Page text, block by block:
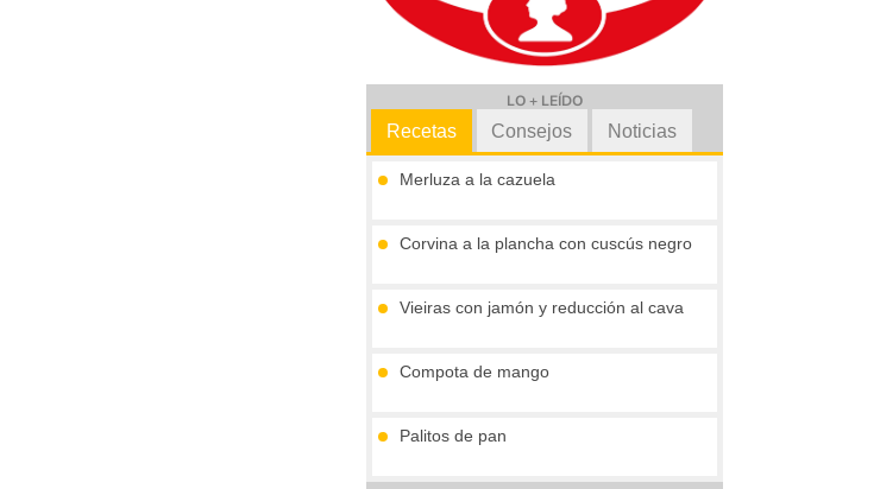
LO + LEÍDO
Recetas
Merluza a la cazuela
Corvina a la plancha con cuscús negro
Vieiras con jamón y reducción al cava
Compota de mango
Palitos de pan
Consejos Noticias